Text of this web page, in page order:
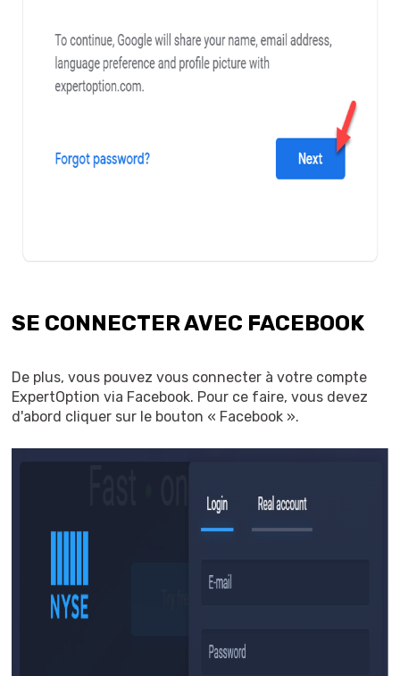
SE CONNECTER AVEC FACEBOOK
De plus, vous pouvez vous connecter à votre compte
ExpertOption via Facebook. Pour ce faire, vous devez
d'abord cliquer sur le bouton « Facebook ».